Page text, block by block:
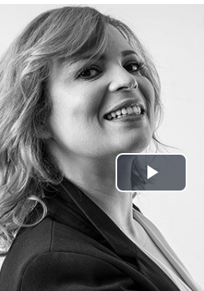
Play
Video